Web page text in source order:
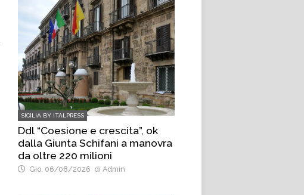
SICILIA BY ITALPRESS
Ddl “Coesione e crescita”, ok
dalla Giunta Schifani a manovra
da oltre 220 milioni
Gio, 06/08/2026 di Admin